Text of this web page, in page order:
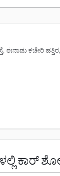
ಈನಾಡು ಕಚೇರಿ ಹತ್ತಿರ,
ಕಾರ್